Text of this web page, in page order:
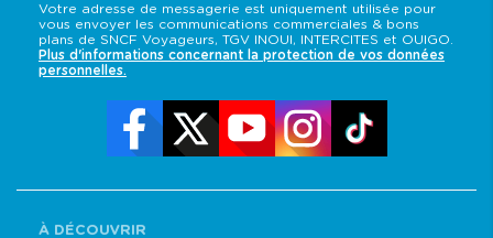
Votre adresse de messagerie est uniquement utilisée pour
vous envoyer les communications commerciales & bons
plans de SNCF Voyageurs, TGV INOUI, INTERCITES et OUIGO.
Plus d'informations concernant la protection de vos données
personnelles.
À DÉCOUVRIR